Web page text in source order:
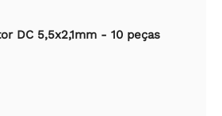
DC 5,5x2,1mm - 10 peças